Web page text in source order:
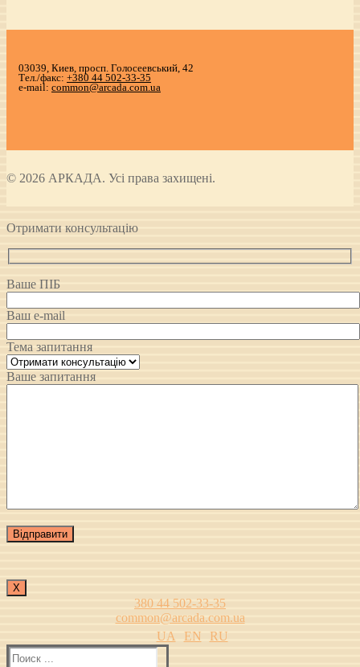
03039, Киев, просп. Голосеевський, 42
Тел./факс: +380 44 502-33-35
e-mail: common@arcada.com.ua
© 2026 АРКАДА. Усі права захищені.
Отримати консультацію
Ваше ПІБ
Ваш e-mail
Тема запитання
Ваше запитання
Х
380 44 502-33-35
common@arcada.com.ua
UA
EN
RU
Найти: